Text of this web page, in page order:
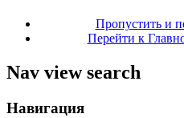
Пропустить и
Перейти к
Nav view search
Навигация